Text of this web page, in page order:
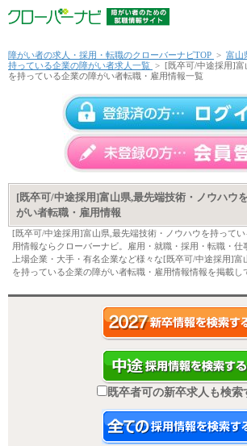
障がい者の求人・採用・転職のクローバーナビTOP > 富山
持っている企業の障がい者求人一覧 > [既卒可/中途採用]富
を持っている企業の障がい者転職・雇用情報一覧
[既卒可/中途採用]富山県,最先端技術・ノウハウ
がい者転職・雇用情報
[既卒可/中途採用]富山県,最先端技術・ノウハウを持って
用情報ならクローバーナビ。雇用・就職・採用・転職・仕
上場企業・大手・有名企業など様々な[既卒可/中途採用]
を持っている企業の障がい者転職・雇用情報情報を掲載し
既卒者可の新卒求人も検索